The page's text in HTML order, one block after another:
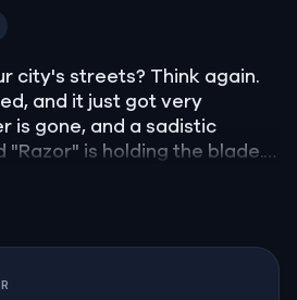
city's streets? Think again.
and it just got very
is gone, and a sadistic
"Razor" is holding the blade.
a walk; you’re a pawn in a
where the stakes are life
you’ll have to save others
in Razor’s deadly
to solve sinister puzzles and